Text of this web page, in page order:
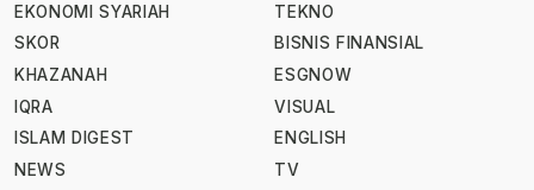
EKONOMI SYARIAH
SKOR
KHAZANAH
IQRA
ISLAM DIGEST
NEWS
TEKNO
BISNIS FINANSIAL
ESGNOW
VISUAL
ENGLISH
TV